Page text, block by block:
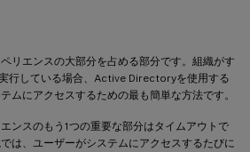
リエンスの大部分を占める部分です。組織がす
行している場合、Active Directoryを使用する
ムにアクセスするための最も簡単な方法です。
ンスのもう1つの重要な部分はタイムアウトで
は、ユーザーがシステムにアクセスするたびに